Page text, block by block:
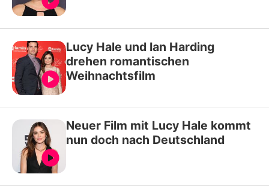
Lucy Hale und Ian Harding
drehen romantischen
Weihnachtsfilm
Neuer Film mit Lucy Hale kommt
nun doch nach Deutschland